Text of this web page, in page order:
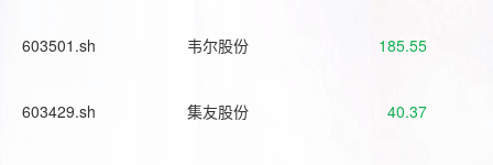
603501.sh 韦尔股份 185.55
603429.sh 集友股份 40.37